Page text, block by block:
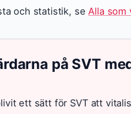
och statistik, seAlla som
på SVT
ett sätt för SVT att